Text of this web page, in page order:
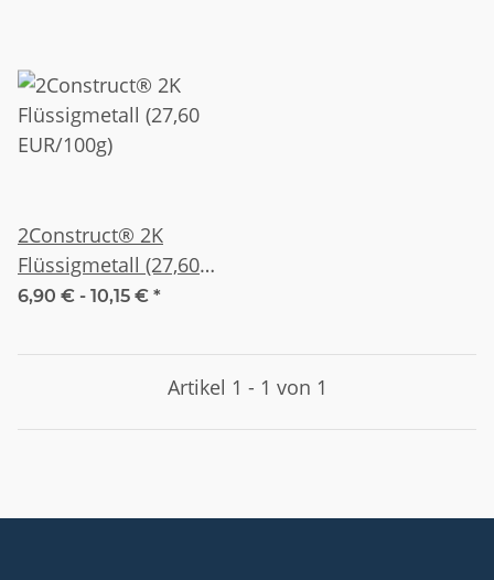
2Construct® 2K
Flüssigmetall (27,60
EUR/100g)
6,90 € - 10,15 € *
Artikel 1 - 1 von 1